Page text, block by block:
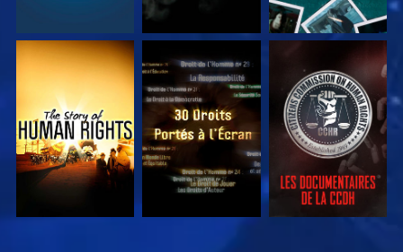
REGARDER REGARDER REGARDER